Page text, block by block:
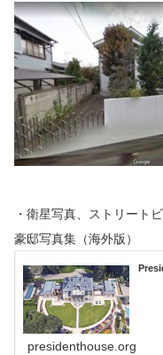
・衛星写真、ストリート
豪邸写真集（海外版）
presidenthouse.org